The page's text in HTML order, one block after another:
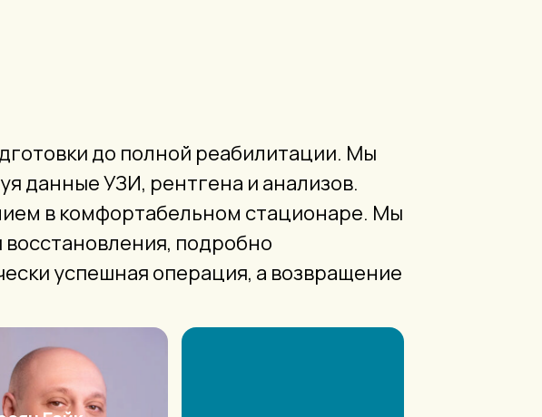
до полной реабилитации. Мы
данные УЗИ, рентгена и анализов.
в комфортабельном стационаре. Мы
подробно
успешная операция, а возвращение